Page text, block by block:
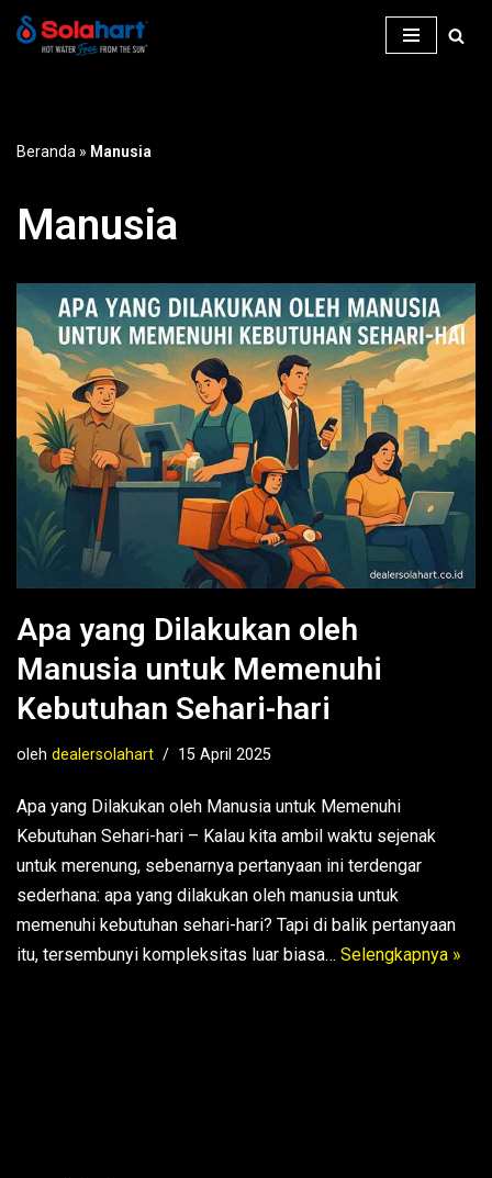
Beranda » Manusia
Manusia
Apa yang Dilakukan oleh
Manusia untuk Memenuhi
Kebutuhan Sehari-hari
oleh dealersolahart 15 April 2025
Apa yang Dilakukan oleh Manusia untuk Memenuhi
Kebutuhan Sehari-hari – Kalau kita ambil waktu sejenak
untuk merenung, sebenarnya pertanyaan ini terdengar
sederhana: apa yang dilakukan oleh manusia untuk
memenuhi kebutuhan sehari-hari? Tapi di balik pertanyaan
itu, tersembunyi kompleksitas luar biasa… Selengkapnya »